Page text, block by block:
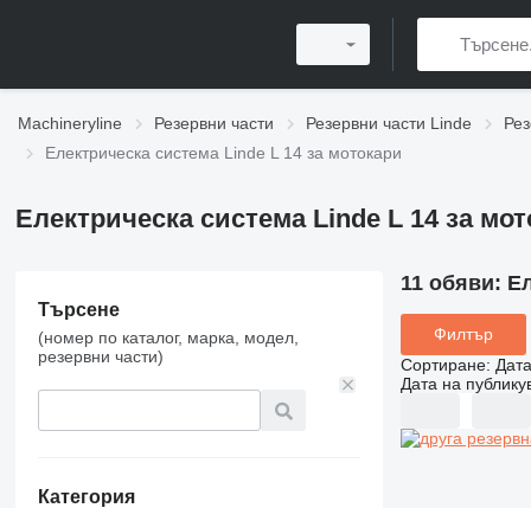
Machineryline Резервни части Резервни части Linde
Електрическа система Linde L 14 за мотокари
Електрическа система Linde L 14 за
Търсене
(номер по каталог, марка, модел,
резервни части)
Категория
11 обяви:
Филтър
Сортиране:
Дата на